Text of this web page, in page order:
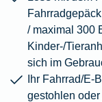
/ maximal 300
Kinder-/
sich im
Ihr Fahrrad/E-
gestohlen